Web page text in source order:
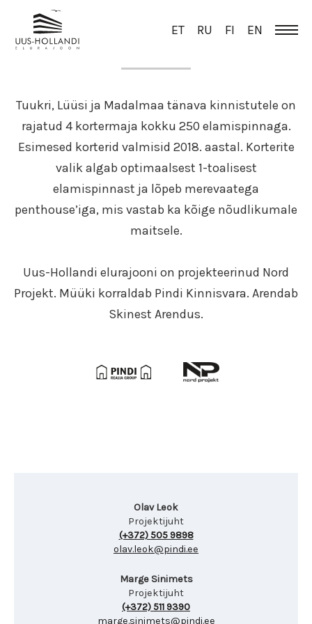
ET RU FI EN
ÜLEVAADE
Tuukri, Lüüsi ja Madalmaa tänava kinnistutele on
rajatud 4 kortermaja kokku 250 elamispinnaga.
Esimesed korterid valmisid 2018. aastal. Korterite
valik algab optimaalsest 1-toalisest
elamispinnast ja lõpeb merevaatega
penthouse’iga, mis vastab ka kõige nõudlikumale
maitsele.
Uus-Hollandi elurajooni on projekteerinud Nord
Projekt. Müüki korraldab Pindi Kinnisvara. Arendab
Skinest Arendus.
Olav Leok
Projektijuht
(+372) 505 9898
olav.leok@pindi.ee
Marge Sinimets
Projektijuht
(+372) 511 9390
marge.sinimets@pindi.ee